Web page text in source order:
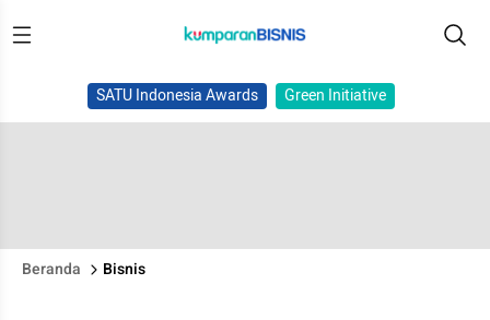
SATU Indonesia Awards Green Initiative
Beranda Bisnis